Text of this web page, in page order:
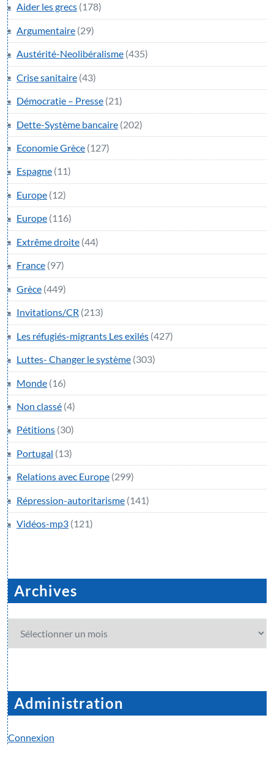
Aider les grecs (178)
Argumentaire (29)
Austérité-Neolibéralisme (435)
Crise sanitaire (43)
Démocratie – Presse (21)
Dette-Système bancaire (202)
Economie Grèce (127)
Espagne (11)
Europe (12)
Europe (116)
Extrême droite (44)
France (97)
Grèce (449)
Invitations/CR (213)
Les réfugiés-migrants Les exilés (427)
Luttes- Changer le système (303)
Monde (16)
Non classé (4)
Pétitions (30)
Portugal (13)
Relations avec Europe (299)
Répression-autoritarisme (141)
Vidéos-mp3 (121)
Archives
Archives
Administration
Connexion